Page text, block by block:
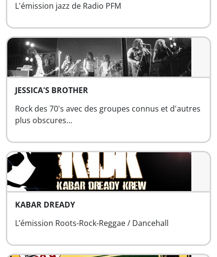
L'émission jazz de Radio PFM
JESSICA'S BROTHER
Rock des 70's avec des groupes connus et d'autres
plus obscures...
KABAR DREADY
L’émission Roots-Rock-Reggae / Dancehall